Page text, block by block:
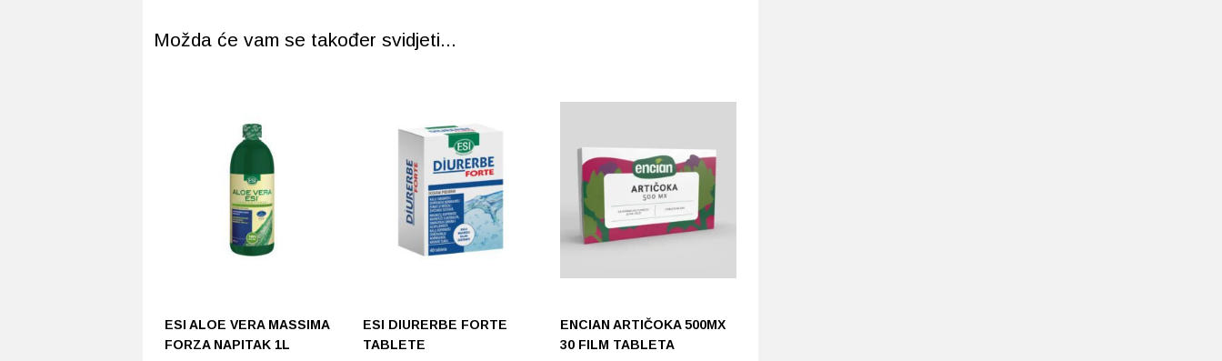
Možda će vam se također svidjeti...
ESI ALOE VERA MASSIMA
FORZA NAPITAK 1L
ESI DIURERBE FORTE
TABLETE
ENCIAN ARTIČOKA 500MX
30 FILM TABLETA